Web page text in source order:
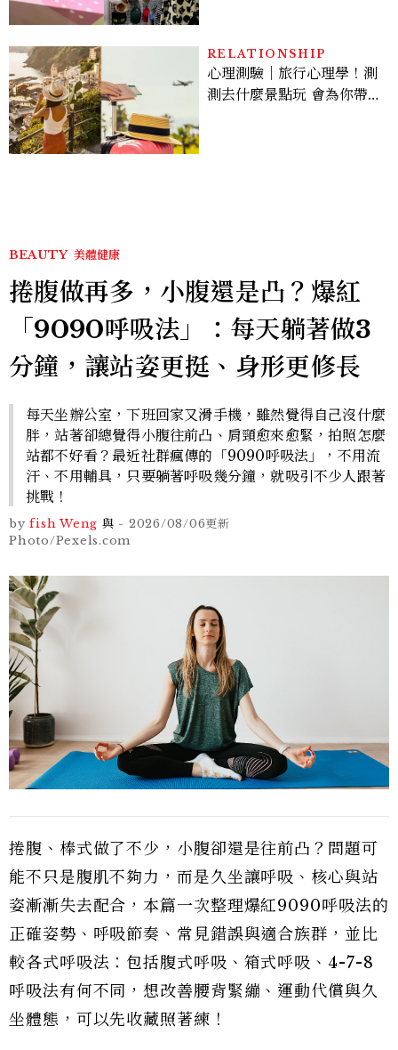
RELATIONSHIP
心理測驗｜旅行心理學！測
測去什麼景點玩 會為你帶來
BEAUTY 美體健康
捲腹做再多，小腹還是凸？爆紅
「9090呼吸法」：每天躺著做3
分鐘，讓站姿更挺、身形更修長
每天坐辦公室，下班回家又滑手機，雖然覺得自己沒什麼
胖，站著卻總覺得小腹往前凸、肩頸愈來愈緊，拍照怎麼
站都不好看？最近社群瘋傳的「9090呼吸法」，不用流
汗、不用輔具，只要躺著呼吸幾分鐘，就吸引不少人跟著
挑戰！
by fish Weng 與 - 2026/08/06更新
Photo/Pexels.com
捲腹、棒式做了不少，小腹卻還是往前凸？問題可
能不只是腹肌不夠力，而是久坐讓呼吸、核心與站
姿漸漸失去配合，本篇一次整理爆紅9090呼吸法的
正確姿勢、呼吸節奏、常見錯誤與適合族群，並比
較各式呼吸法：包括腹式呼吸、箱式呼吸、4-7-8
呼吸法有何不同，想改善腰背緊繃、運動代償與久
坐體態，可以先收藏照著練！